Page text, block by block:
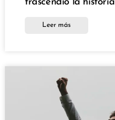
trascendió la historia
Leer más